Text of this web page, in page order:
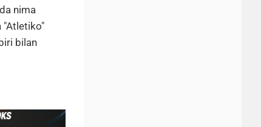
nima
"Atletiko"
bilan